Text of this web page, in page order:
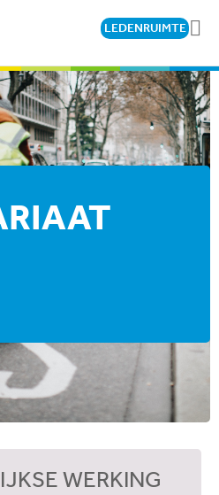
LEDENRUIMTE
WERKING